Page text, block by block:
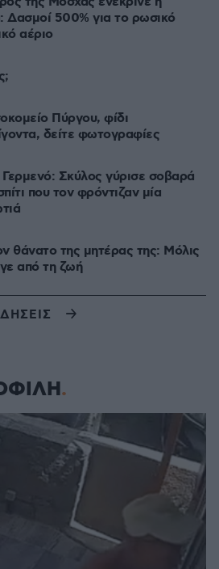
Δασμοί 500% για το ρωσικό
αέριο
Πύργου, φίδι
δείτε φωτογραφίες
Σκύλος γύρισε σοβαρά
που τον φρόντιζαν μία
θάνατο της μητέρας της: Μόλις
από τη ζωή